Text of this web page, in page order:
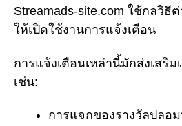
Streamads-site.com ใช้กลวิธี
ให้เปิดใช้งานการแจ้งเตือน
การแจ้งเตือนเหล่านี้มักส่งเสริ
เช่น:
การแจกของรางวัลปลอ